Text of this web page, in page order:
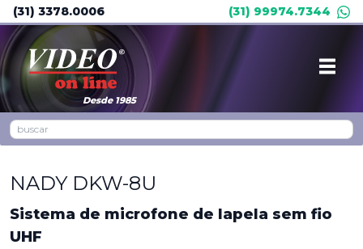
(31) 3378.0006 (31) 99974.7344
Desde 1985
NADY DKW-8U
Sistema de microfone de lapela sem fio
UHF